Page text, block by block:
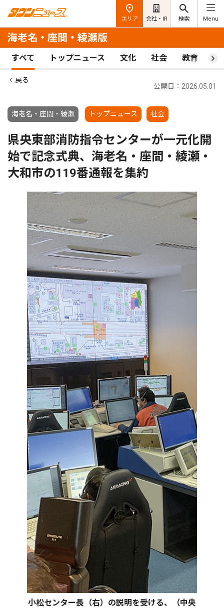
エリア 会社・IR 検索 Menu
海老名・座間・綾瀬版
すべて トップニュース 文化 社会 教育 ス
戻る
海老名・座間・綾瀬 トップニュース 社会
公開日：2026.05.01
県央東部消防指令センターが一元化開
始で記念式典、海老名・座間・綾瀬・
大和市の119番通報を集約
小松センター長（右）の説明を受ける、（中央